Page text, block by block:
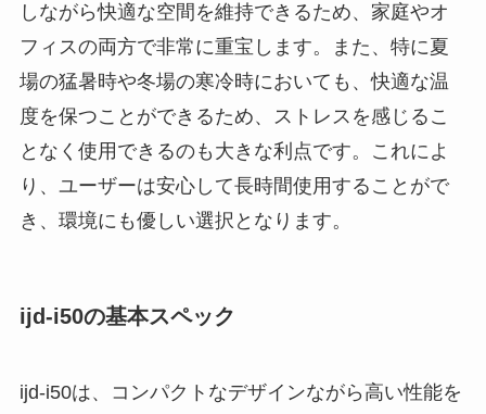
しながら快適な空間を維持できるため、家庭やオ
フィスの両方で非常に重宝します。また、特に夏
場の猛暑時や冬場の寒冷時においても、快適な温
度を保つことができるため、ストレスを感じるこ
となく使用できるのも大きな利点です。これによ
り、ユーザーは安心して長時間使用することがで
き、環境にも優しい選択となります。
ijd-i50の基本スペック
ijd-i50は、コンパクトなデザインながら高い性能を